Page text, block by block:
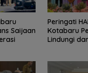
Saijaan
Peringati
Kotabaru
Lindungi